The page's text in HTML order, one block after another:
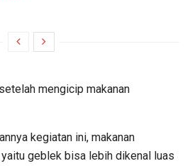
mengicip makanan
kegiatan ini, makanan
geblek bisa lebih dikenal luas